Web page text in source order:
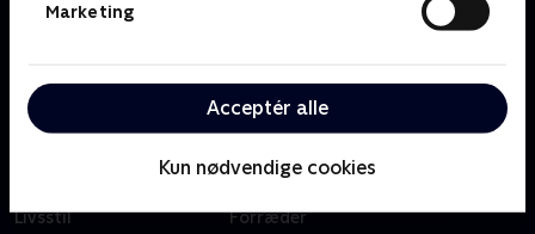
Marketing
Acceptér alle
Kun nødvendige cookies
Børn
Serier
Film
Livsstil
Klovn
Badehotellet
Sygeplejeskolen
X Factor
Forræder